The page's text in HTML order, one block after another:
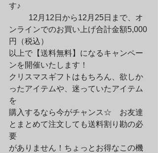
す♪
ンラインでのお買い上げ合計金額5,000
円（税込）
以上で【送料無料】になるキャンペー
ンを開催いたします！
クリスマスギフトはもちろん、欲しか
ったアイテムや、迷っていたアイテム
を
購入するなら今がチャンス☆　お友達
とまとめて注文しても送料割り勘の必
要
がありません！ちょっとお得なこの機